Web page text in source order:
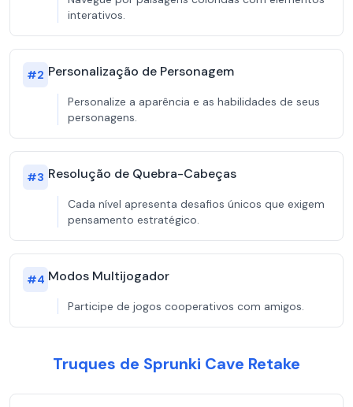
interativos.
#2 Personalização de Personagem
Personalize a aparência e as habilidades de seus
personagens.
#3 Resolução de Quebra-Cabeças
Cada nível apresenta desafios únicos que exigem
pensamento estratégico.
#4 Modos Multijogador
Participe de jogos cooperativos com amigos.
Truques de Sprunki Cave Retake